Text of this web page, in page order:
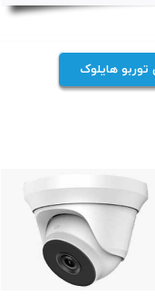
هایلوک